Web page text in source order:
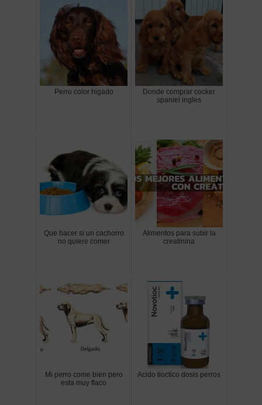
Perro color higado
Donde comprar cocker
spaniel ingles
Que hacer si un cachorro
no quiere comer
Alimentos para subir la
creatinina
Mi perro come bien pero
esta muy flaco
Acido tioctico dosis perros